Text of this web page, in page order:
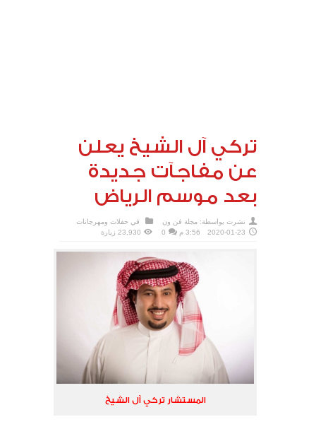
تركي آل الشيخ يعلن
عن مفاجآت جديدة
بعد موسم الرياض
نشرت بواسطة: مجلة فن ون في حفلات ومهرجانات
2020-01-23
3:56 م 0 23,930 زيارة
المستشار تركي آل الشيخ